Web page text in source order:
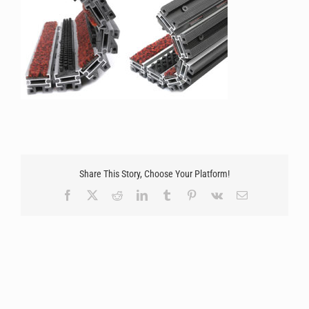
Share This Story, Choose Your Platform!
Facebook
RedditLinkedInTumblr Pinterest
Vk Email